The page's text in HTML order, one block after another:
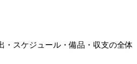
・スケジュール・備品・収支の全体